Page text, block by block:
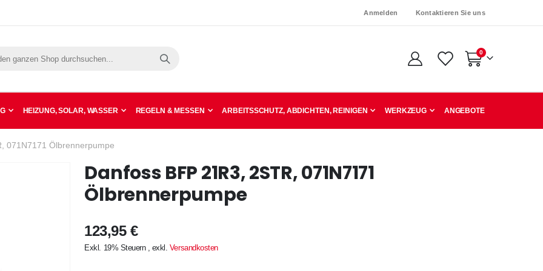
Anmelden Kontaktieren Sie uns
Warenkorb
0Artikel
HEIZUNG, SOLAR, WASSER REGELN & MESSEN ARBEITSSCHUTZ, ABDICHTEN, REINIGEN WERKZEUG ANGEBOTE
071N7171 Ölbrennerpumpe
Danfoss BFP 21R3, 2STR, 071N7171
Ölbrennerpumpe
123,95 €
Exkl. 19% Steuern , exkl. Versandkosten